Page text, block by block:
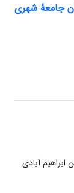
جامعۀ شهری
آبادی